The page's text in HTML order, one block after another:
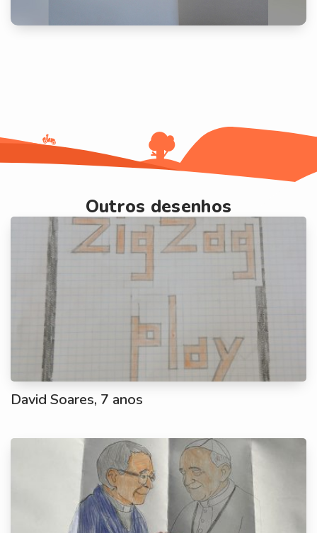
Outros desenhos
David Soares, 7 anos